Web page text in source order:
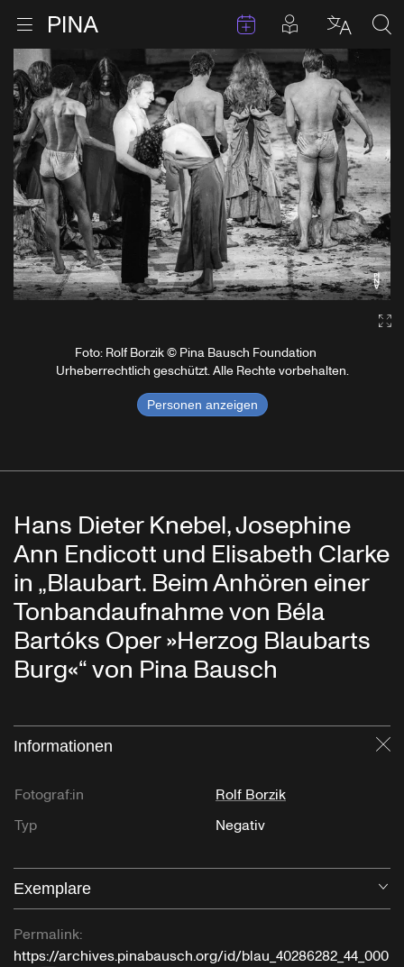
Zum Inhalt springen
Menu öffnen TermineBeiträge in
Foto: Rolf Borzik © Pina Bausch Foundation
Urheberrechtlich geschützt. Alle Rechte vorbehalten.
Personen anzeigen
Hans Dieter Knebel, Josephine
Ann Endicott und Elisabeth Clarke
in „Blaubart. Beim Anhören einer
Tonbandaufnahme von Béla
Bartóks Oper »Herzog Blaubarts
Burg«“ von Pina Bausch
Informationen
Fotograf:in
Rolf Borzik
Typ
Negativ
Exemplare
Permalink:
https://archives.pinabausch.org/id/blau_40286282_44_000